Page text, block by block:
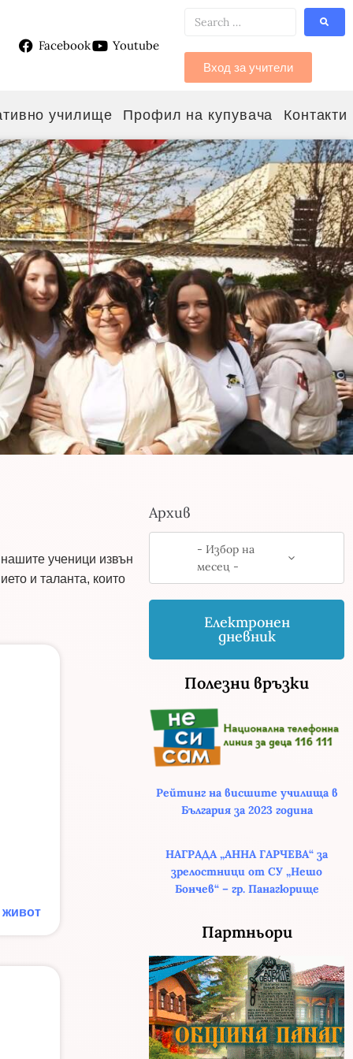
Facebook Youtube
Вход за учители
училище Профил на купувача Контакти
ученици извън
и таланта, които
живот
Архив
- Избор на
месец -
Електронен
дневник
Полезни връзки
Рейтинг на висшите училища в
България за 2023 година
НАГРАДА „АННА ГАРЧЕВА“ за
зрелостници от СУ „Нешо
Бончев“ – гр. Панагюрище
Партньори